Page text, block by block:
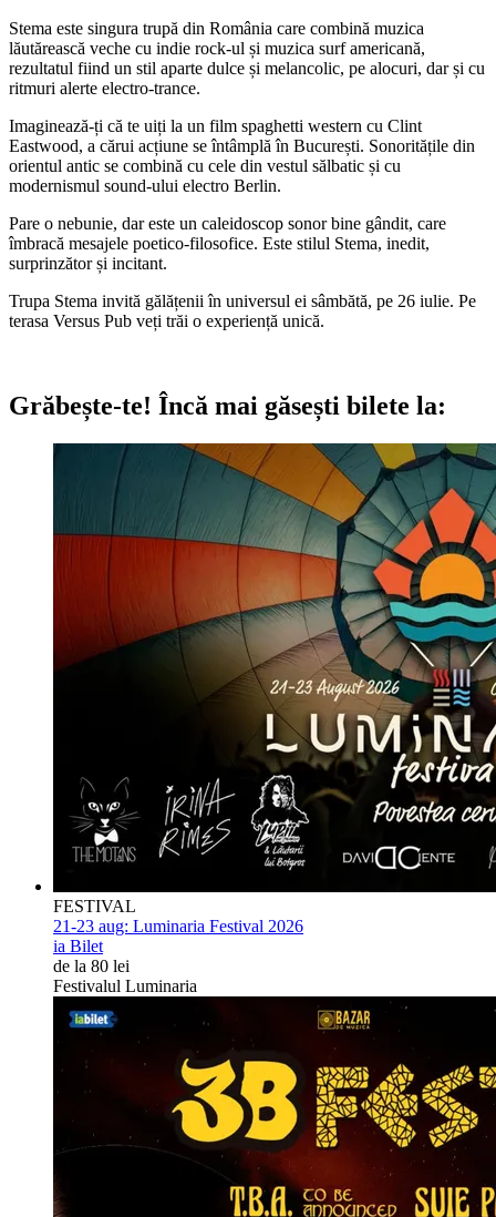
Stema este singura trupă din România care combină muzica
lăutărească veche cu indie rock-ul și muzica surf americană,
rezultatul fiind un stil aparte dulce și melancolic, pe alocuri, dar și cu
ritmuri alerte electro-trance.
Imaginează-ți că te uiți la un film spaghetti western cu Clint
Eastwood, a cărui acțiune se întâmplă în București. Sonoritățile din
orientul antic se combină cu cele din vestul sălbatic și cu
modernismul sound-ului electro Berlin.
Pare o nebunie, dar este un caleidoscop sonor bine gândit, care
îmbracă mesajele poetico-filosofice. Este stilul Stema, inedit,
surprinzător și incitant.
Trupa Stema invită gălățenii în universul ei sâmbătă, pe 26 iulie. Pe
terasa Versus Pub veți trăi o experiență unică.
Grăbește-te! Încă mai găsești bilete la:
FESTIVAL
21-23 aug: Luminaria Festival 2026
ia Bilet
de la 80 lei
Festivalul Luminaria